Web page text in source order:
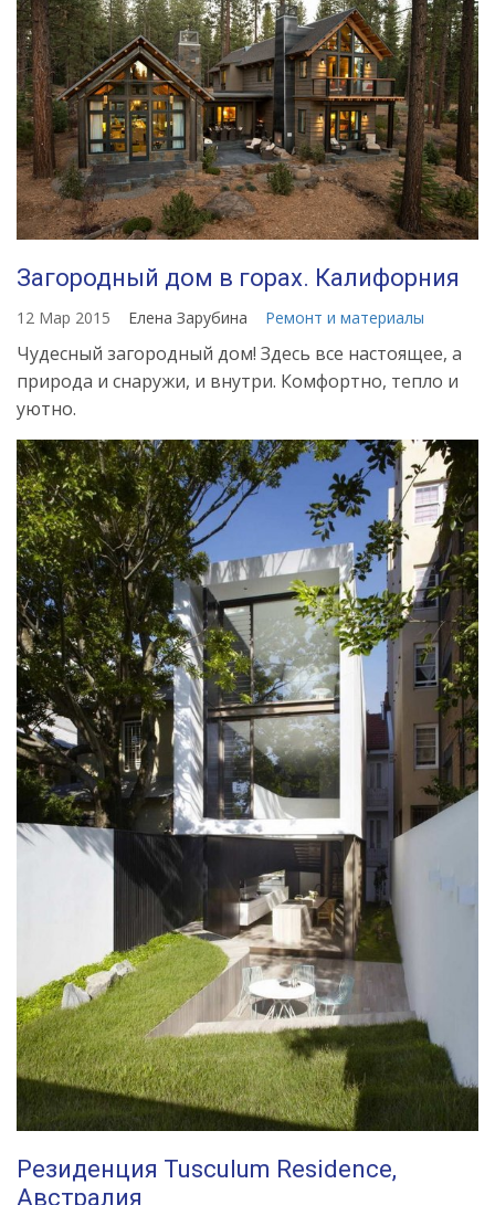
Загородный дом в горах. Калифорния
12 Мар 2015 Елена Зарубина Ремонт и материалы
Чудесный загородный дом! Здесь все настоящее, а
природа и снаружи, и внутри. Комфортно, тепло и
уютно.
Резиденция Tusculum Residence,
Австралия